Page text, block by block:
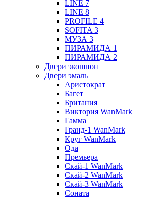
LINE 7
LINE 8
PROFILE 4
SOFITA 3
МУЗА 3
ПИРАМИДА 1
ПИРАМИДА 2
Двери экошпон
Двери эмаль
Аристократ
Багет
Британия
Виктория WanMark
Гамма
Гранд-1 WanMark
Круг WanMark
Ода
Премьера
Скай-1 WanMark
Скай-2 WanMark
Скай-3 WanMark
Соната